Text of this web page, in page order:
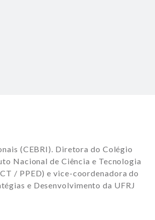
(CEBRI). Diretora do Colégio
Nacional de Ciência e Tecnologia
/ PPED) e vice-coordenadora do
e Desenvolvimento da UFRJ